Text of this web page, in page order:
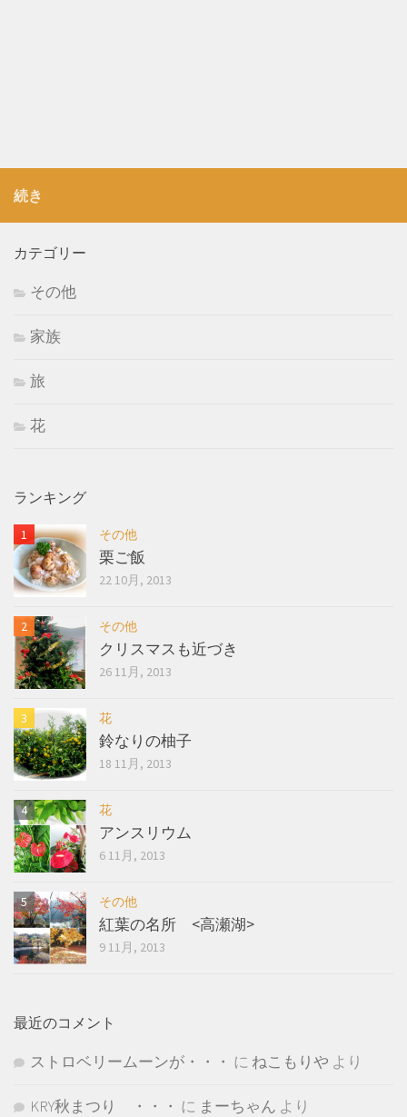
続き
カテゴリー
その他
家族
旅
花
ランキング
その他
栗ご飯
22 10月, 2013
その他
クリスマスも近づき
26 11月, 2013
花
鈴なりの柚子
18 11月, 2013
花
アンスリウム
6 11月, 2013
その他
紅葉の名所 <高瀬湖>
9 11月, 2013
最近のコメント
ストロベリームーンが・・・ に ねこもりや より
KRY秋まつり ・・・ に まーちゃん より